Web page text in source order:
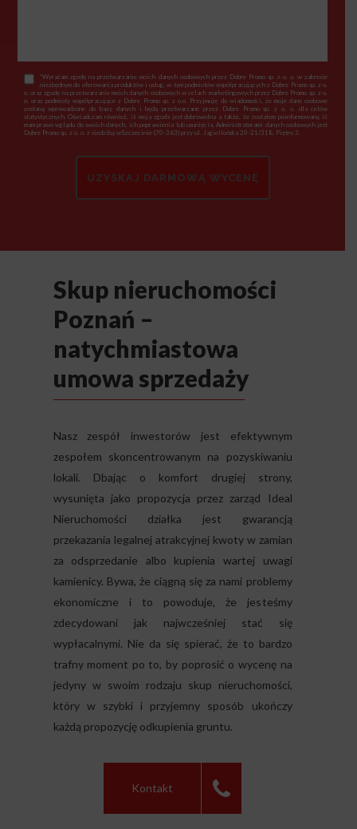
*Wyrażam zgodę na przetwarzanie moich danych osobowych przez Dobre Promo sp. z o. o. w zakresie
niezbędnym do oferowania produktów i usług, w tym podmiotów współpracujących z Dobre Promo sp. z o.
o. oraz zgodę na przetwarzanie moich danych osobowych w celach marketingowych przez Dobre Promo sp. z o.
o. oraz podmioty współpracujące z Dobre Promo sp. z o.o. Przyjmuję do wiadomości, że moje dane osobowe
zostaną wprowadzone do bazy danych i będą przetwarzane przez Dobre Promo sp. z o. o. dla celów
statystycznych. Oświadczam również, iż moja zgoda jest dobrowolna a także, że zostałem poinformowany, iż
mam prawo wglądu do swoich danych, ich poprawienia lub usunięcia. Administratorami danych osobowych jest
Dobre Promo sp. z o. o. z siedzibą wSzczecinie (70-363) przy ul. Jagiellońska 20-21/318, Piętro 3.
Skup nieruchomości
Poznań –
natychmiastowa
umowa sprzedaży
Nasz zespół inwestorów jest efektywnym
zespołem skoncentrowanym na pozyskiwaniu
lokali. Dbając o komfort drugiej strony,
wysunięta jako propozycja przez zarząd Ideal
Nieruchomości działka jest gwarancją
przekazania legalnej atrakcyjnej kwoty w zamian
za odsprzedanie albo kupienia wartej uwagi
kamienicy. Bywa, że ciągną się za nami problemy
ekonomiczne i to powoduje, że jesteśmy
zdecydowani jak najwcześniej stać się
wypłacalnymi. Nie da się spierać, że to bardzo
trafny moment po to, by poprosić o wycenę na
jedyny w swoim rodzaju skup nieruchomości,
który w szybki i przyjemny sposób ukończy
każdą propozycję odkupienia gruntu.
Kontakt